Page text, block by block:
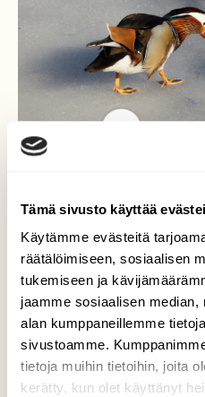
Tämä sivusto käyttää
Käytämme evästeitä
räätälöimiseen, sosiaalisen
tukemiseen ja
jaamme sosiaalisen
alan kumppaneillemme
sivustoamme.
tietoja muihin tietoihin, joita
kerätty, kun olet käyttänyt
Kovin kylmiin
ihastuttamaan
kylllä jo alkaa olla
ja metsät ovat vielä